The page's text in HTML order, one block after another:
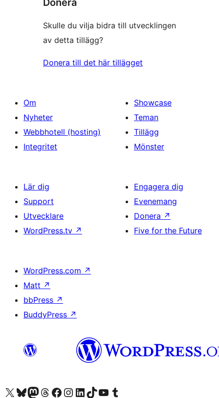
Donera
Skulle du vilja bidra till utvecklingen
av detta tillägg?
Donera till det här tillägget
Om
Nyheter
Webbhotell (hosting)
Integritet
Showcase
Teman
Tillägg
Mönster
Lär dig
Support
Utvecklare
WordPress.tv ↗
Engagera dig
Evenemang
Donera ↗
Five for the Future
WordPress.com ↗
Matt ↗
bbPress ↗
BuddyPress ↗
Besök vår X-konto (f.d. Twitter)
Besök vårt Bluesky-konto
Besök vårt Mastodon-konto
Besök vårt Thread-konto
Besök vår Facebook-sidaBesök vårt Instagram-konto
Besök vårt LinkedIn-konto
Besök vårt TikTok-konto
Besök vår YouTube-kanalBesök vårt Tumblr-konto